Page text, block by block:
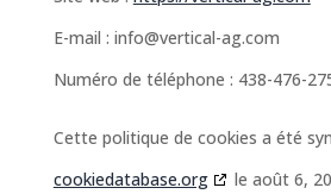
E-mail : info@vertical-ag.com
Numéro de téléphone : 438-476-
Cette politique de cookies a été
cookiedatabase.org
le août 6,